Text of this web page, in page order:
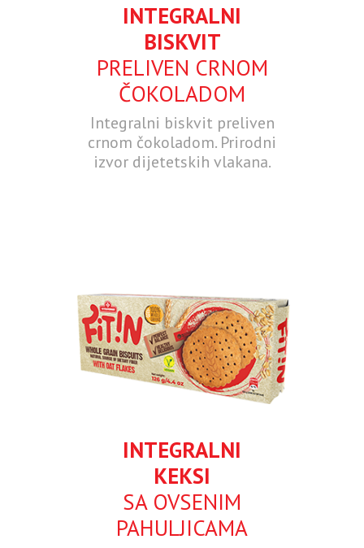
INTEGRALNI
BISKVIT
PRELIVEN CRNOM
ČOKOLADOM
Integralni biskvit preliven
crnom čokoladom. Prirodni
izvor dijetetskih vlakana.
INTEGRALNI
KEKSI
SA OVSENIM
PAHULJICAMA